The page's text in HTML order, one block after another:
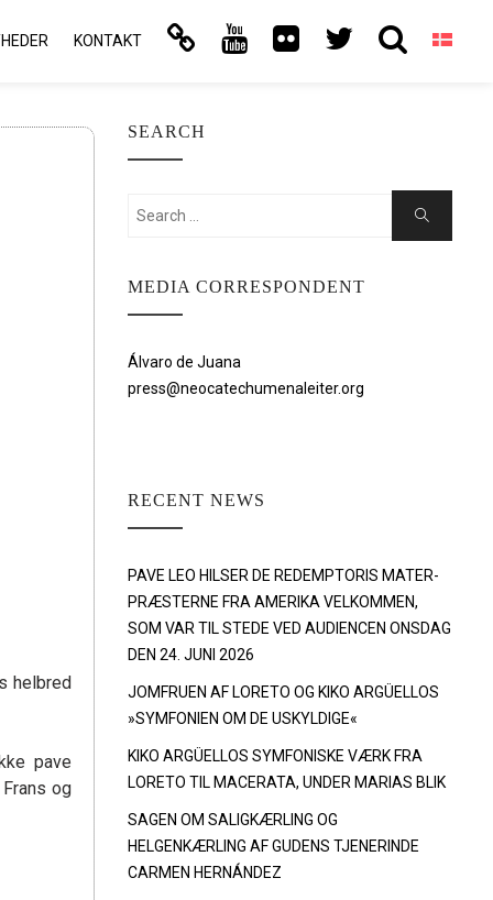
KONTAKT
helbred
pave
og
SEARCH
Search
Search
MEDIA CORRESPONDENT
Álvaro de Juana
press@neocatechumenaleiter.org
RECENT NEWS
PAVE LEO HILSER DE REDEMPTORIS MATER-
PRÆSTERNE FRA AMERIKA VELKOMMEN,
SOM VAR TIL STEDE VED AUDIENCEN ONSDAG
DEN 24. JUNI 2026
JOMFRUEN AF LORETO OG KIKO ARGÜELLOS
»SYMFONIEN OM DE USKYLDIGE«
KIKO ARGÜELLOS SYMFONISKE VÆRK FRA
LORETO TIL MACERATA, UNDER MARIAS BLIK
SAGEN OM SALIGKÆRLING OG
HELGENKÆRLING AF GUDENS TJENERINDE
CARMEN HERNÁNDEZ